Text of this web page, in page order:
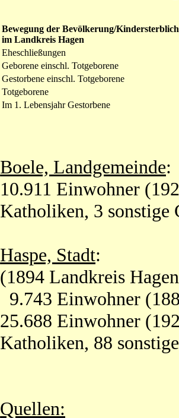
Bewegung der Bevölkerung/
im Landkreis Hagen
Eheschließungen
Geborene einschl. Totgeborene
Gestorbene einschl. Totgeborene
Totgeborene
Im 1. Lebensjahr Gestorbene
Boele, Landgemeinde:
10.911 Einwohner
Katholiken, 3 sonstige
Haspe, Stadt:
(1894 Landkreis
9.743 Einwohner
25.688 Einwohner
Katholiken, 88
Quellen: